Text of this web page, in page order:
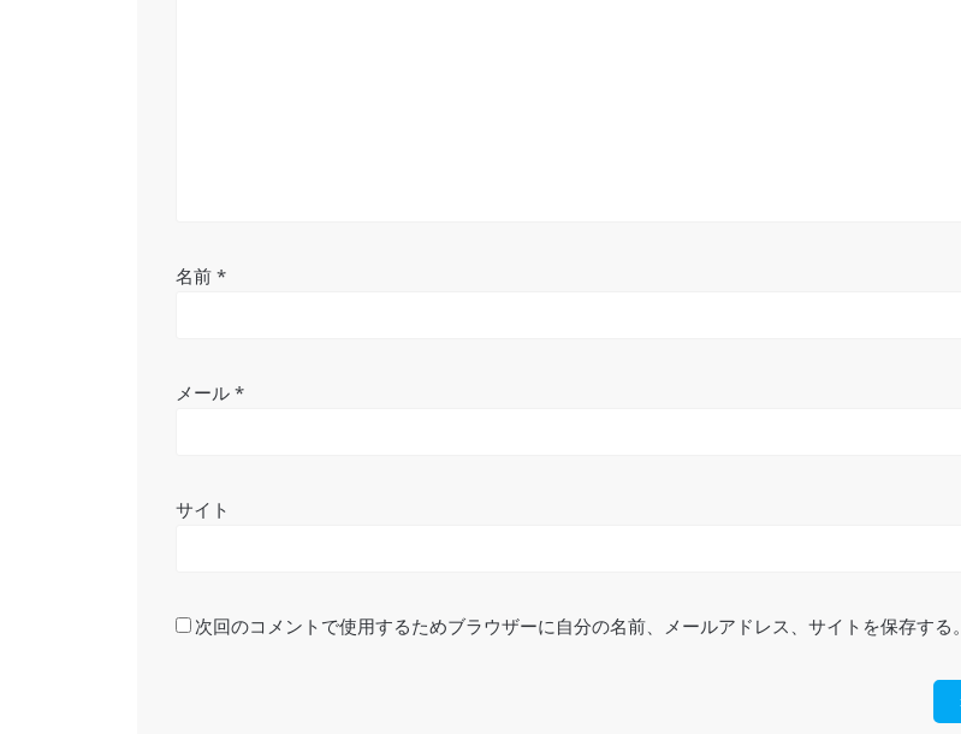
名前*
メール*
サイト
次回のコメントで使用するためブラウザーに自分の名前、メールアドレス、サイトを保存する。